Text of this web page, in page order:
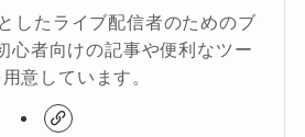
したライブ配信者のためのブ
心者向けの記事や便利なツー
意しています。